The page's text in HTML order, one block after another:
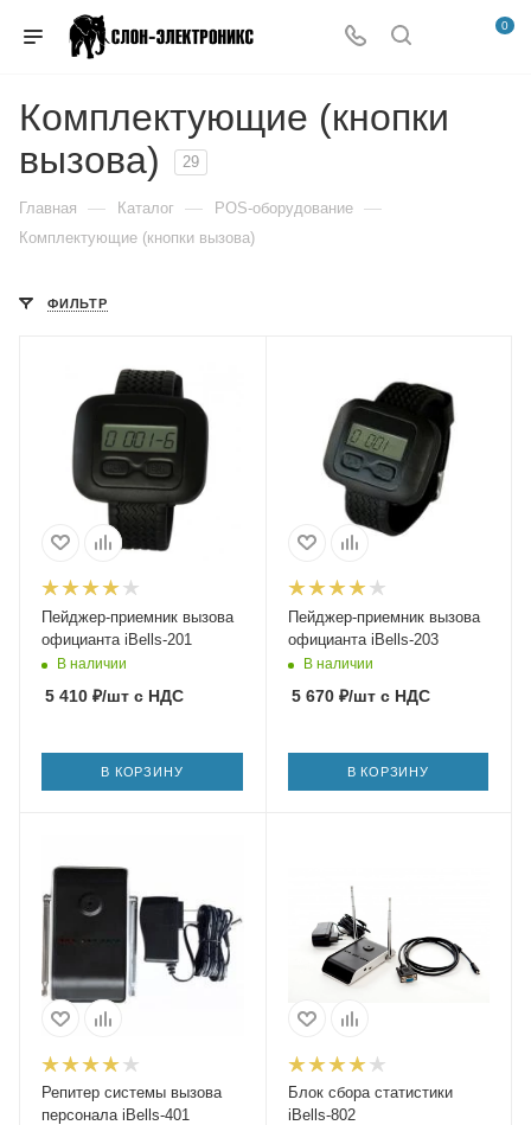
0
Комплектующие (кнопки
вызова)
29
Главная — Каталог — POS-оборудование —
Комплектующие (кнопки вызова)
ФИЛЬТР
Пейджер-приемник вызова
официанта iBells-201
В наличии
5 410 ₽/шт с НДС
В КОРЗИНУ
Пейджер-приемник вызова
официанта iBells-203
В наличии
5 670₽/штс НДС
В КОРЗИНУ
Репитер системы вызова
персонала iBells-401
Блок сбора статистики
iBells-802